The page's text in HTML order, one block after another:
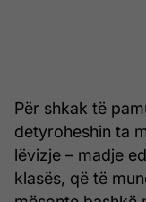
Për shkak të
detyroheshin ta
lëvizje – madje
klasës, që të